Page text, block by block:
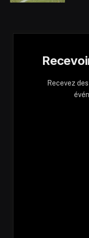
Recevez